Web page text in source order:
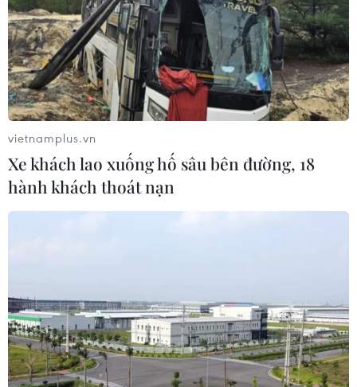
TIN CÙNG CHUYÊN MỤC
Naver và NVIDIA tăng tốc xây dựng
“Nhà máy AI,” hướng tới doanh thu
vietnamplus.vn
Xe khách lao xuống hố sâu bên đường, 18
hành khách thoát nạn